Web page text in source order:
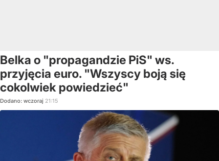
Belka o "propagandzie PiS" ws.
przyjęcia euro. "Wszyscy boją się
cokolwiek powiedzieć"
Dodano: wczoraj 21:15